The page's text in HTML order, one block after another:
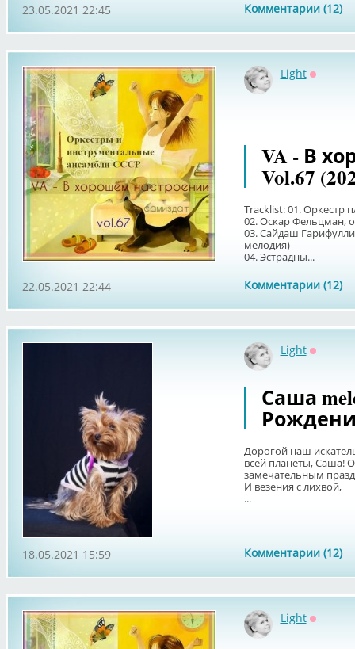
Комментарии (12)
23.05.2021 22:45
Light
VA - В
Vol.67
Tracklist: 01. Оркестр
02. Оскар Фельцман,
03. Сайдаш
мелодия)
04. Эстрадны...
Комментарии (12)
22.05.2021 22:44
Light
Саша
Дорогой наш
всей планеты, Саша!
замечательным
И везения с лихвой,
...
Комментарии (12)
18.05.2021 15:59
Light